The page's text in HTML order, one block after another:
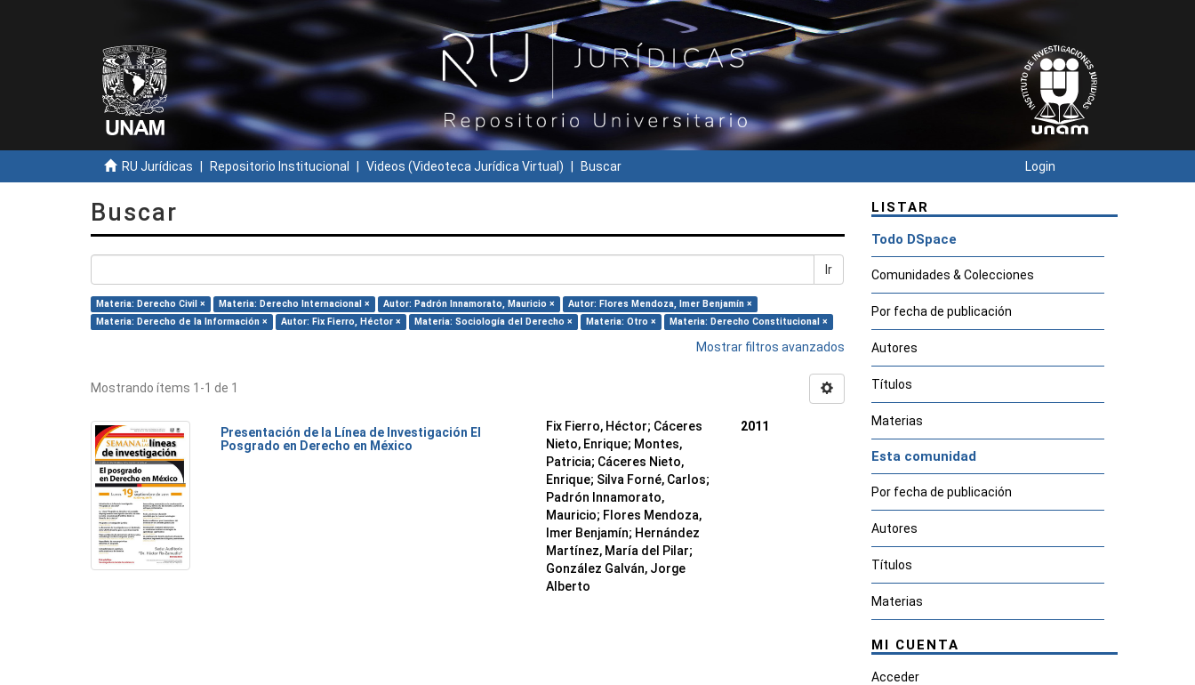
RU Jurídicas Repositorio Institucional Videos (Videoteca Jurídica Virtual) Buscar Login
Buscar
Ir
Materia: Derecho Civil × Materia: Derecho Internacional × Autor: Padrón Innamorato, Mauricio ×
Autor: Flores Mendoza, Imer Benjamín ×
Materia: Derecho de la Información ×
Autor: Fix Fierro, Héctor × Materia: Sociología del Derecho × Materia: Otro × Materia: Derecho Constitucional ×
Mostrar filtros avanzados
Mostrando ítems 1-1 de 1
Presentación de la Línea de Investigación El
Posgrado en Derecho en México
Fix Fierro, Héctor; Cáceres
Nieto, Enrique; Montes,
Patricia; Cáceres Nieto,
Enrique; Silva Forné, Carlos;
Padrón Innamorato,
Mauricio; Flores Mendoza,
Imer Benjamín; Hernández
Martínez, María del Pilar;
González Galván, Jorge
Alberto
2011
LISTAR
Todo DSpace
Comunidades & Colecciones
Por fecha de publicación
Autores
Títulos
Materias
Esta comunidad
Por fecha de publicación
Autores
Títulos
Materias
MI CUENTA
Acceder